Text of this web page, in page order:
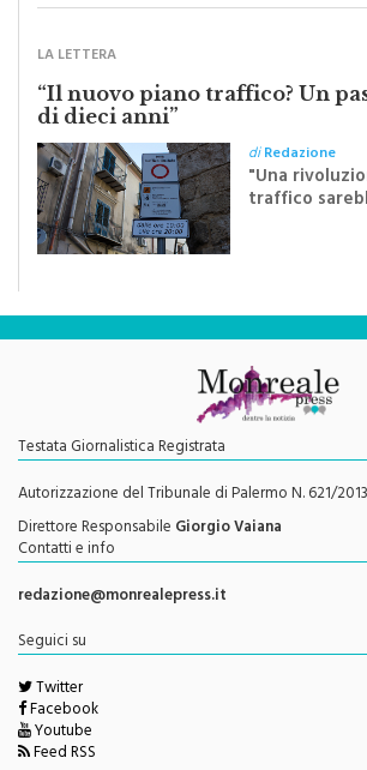
LA LETTERA
“Il nuovo piano traffico? Un
di dieci anni”
diRedazione
"Una
traffico
Testata Giornalistica Registrata
Autorizzazione del Tribunale di Palermo N. 621/2013
Direttore Responsabile Giorgio Vaiana
Contatti e info
redazione@monrealepress.it
Seguici su
Twitter
Facebook
Youtube
Feed RSS